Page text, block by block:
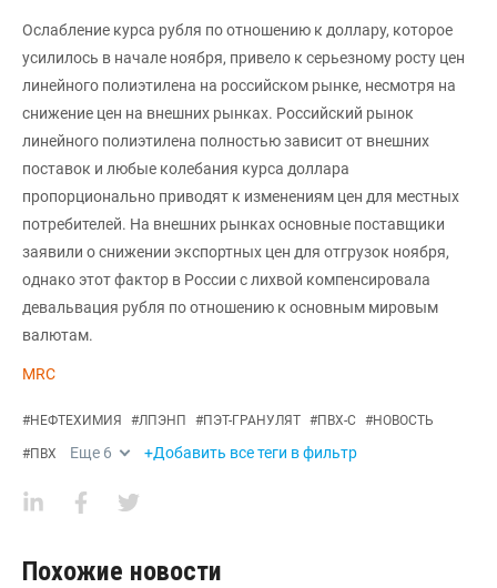
Ослабление курса рубля по отношению к доллару, которое
усилилось в начале ноября, привело к серьезному росту цен
линейного полиэтилена на российском рынке, несмотря на
снижение цен на внешних рынках. Российский рынок
линейного полиэтилена полностью зависит от внешних
поставок и любые колебания курса доллара
пропорционально приводят к изменениям цен для местных
потребителей. На внешних рынках основные поставщики
заявили о снижении экспортных цен для отгрузок ноября,
однако этот фактор в России с лихвой компенсировала
девальвация рубля по отношению к основным мировым
валютам.
MRC
#НЕФТЕХИМИЯ #ЛПЭНП #ПЭТ-ГРАНУЛЯТ #ПВХ-С #НОВОСТЬ
#ПВХ Еще 6 +Добавить все теги в фильтр
Похожие новости